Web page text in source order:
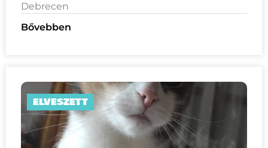
Debrecen
Bővebben
ELVESZETT